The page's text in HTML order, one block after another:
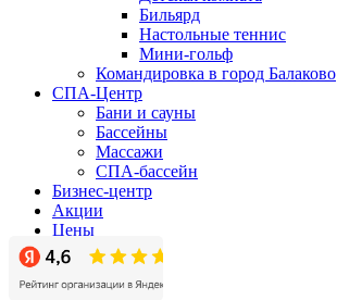
Бильярд
Настольные теннис
Мини-гольф
Командировка в город Балаково
СПА-Центр
Бани и сауны
Бассейны
Массажи
СПА-бассейн
Бизнес-центр
Акции
Цены
Фото
Контакты
О нас